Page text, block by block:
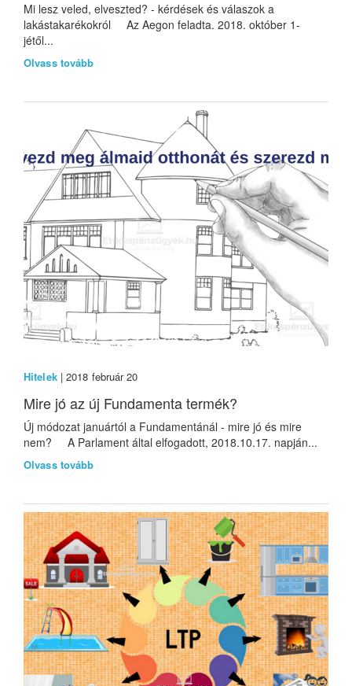
Mi lesz veled, elveszted? - kérdések és válaszok a
lakástakarékokról Az Aegon feladta. 2018. október 1-
jétől...
Olvass tovább
Hitelek| 2018 február 20
Mire jó az új Fundamenta termék?
Új módozat januártól a Fundamentánál - mire jó és mire
nem? A Parlament által elfogadott, 2018.10.17. napján...
Olvass tovább